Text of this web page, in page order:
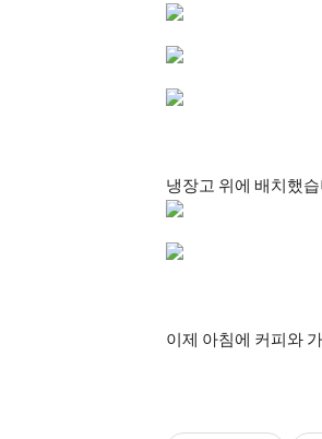
냉장고 위에 배치했
이제 아침에 커피와